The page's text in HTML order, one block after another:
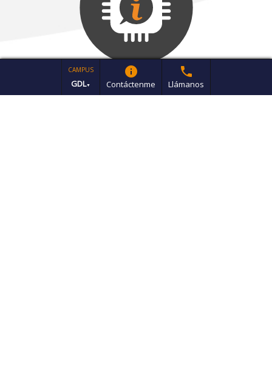
CAMPUS
GDL▼
info
Contáctenme
phone
Llámanos
Te gusta innovar con las tecnologías de información y
manejo de datos.